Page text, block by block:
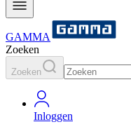
GAMMA
Zoeken
Zoeken
Inloggen